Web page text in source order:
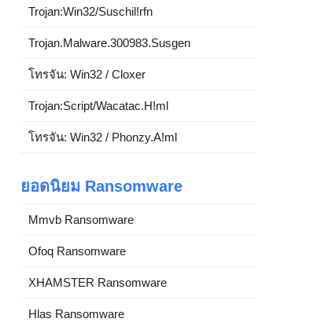
Trojan:Win32/Suschil!rfn
Trojan.Malware.300983.Susgen
โทรจัน: Win32 / Cloxer
Trojan:Script/Wacatac.H!ml
โทรจัน: Win32 / Phonzy.A!ml
ยอดนิยม Ransomware
Mmvb Ransomware
Ofoq Ransomware
XHAMSTER Ransomware
Hlas Ransomware